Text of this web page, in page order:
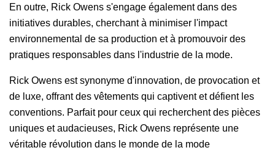
En outre, Rick Owens s'engage également dans des
initiatives durables, cherchant à minimiser l'impact
environnemental de sa production et à promouvoir des
pratiques responsables dans l'industrie de la mode.
Rick Owens est synonyme d'innovation, de provocation et
de luxe, offrant des vêtements qui captivent et défient les
conventions. Parfait pour ceux qui recherchent des pièces
uniques et audacieuses, Rick Owens représente une
véritable révolution dans le monde de la mode